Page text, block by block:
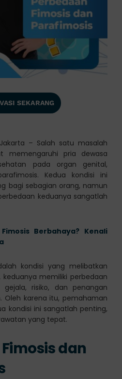
SEKARANG
– Salah satu masalah
memengaruhi pria dewasa
pada organ genital,
Kedua kondisi ini
bagi sebagian orang, namun
keduanya sangatlah
Berbahaya? Kenali
kondisi yang melibatkan
keduanya memiliki perbedaan
risiko, dan penangan
Oleh karena itu, pemahaman
kondisi ini sangatlah penting,
yang tepat.
dan